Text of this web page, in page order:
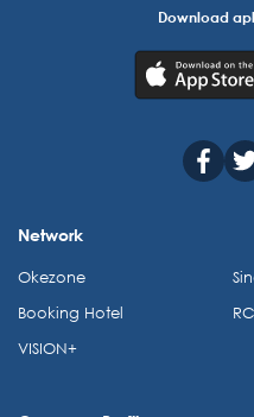
Download
Network
Okezone
Booking Hotel
VISION+